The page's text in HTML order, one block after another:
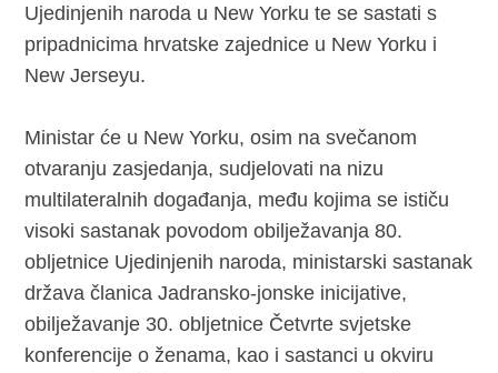
Ujedinjenih naroda u New Yorku te se sastati s
pripadnicima hrvatske zajednice u New Yorku i
New Jerseyu.
Ministar će u New Yorku, osim na svečanom
otvaranju zasjedanja, sudjelovati na nizu
multilateralnih događanja, među kojima se ističu
visoki sastanak povodom obilježavanja 80.
obljetnice Ujedinjenih naroda, ministarski sastanak
država članica Jadransko-jonske inicijative,
obilježavanje 30. obljetnice Četvrte svjetske
konferencije o ženama, kao i sastanci u okviru